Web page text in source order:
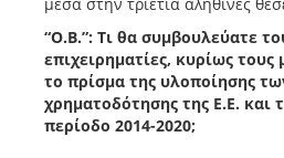
“Ο.Β.”: Τι θα συμβουλεύατε
επιχειρηματίες, κυρίως τους
το πρίσμα της υλοποίησης
χρηματοδότησης της Ε.Ε. και
περίοδο 2014-2020;